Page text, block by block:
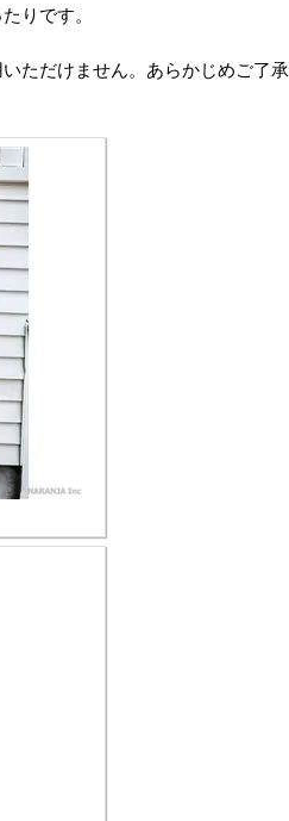
りです。
ただけません。あらかじめご了承